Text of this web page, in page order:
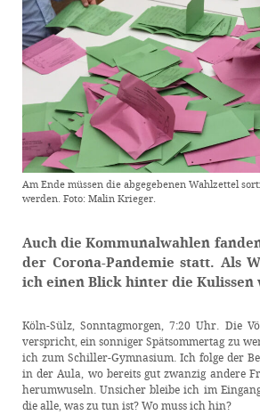
Am Ende müssen die abgegebenen Wahlzettel
werden. Foto: Malin Krieger.
Auch die Kommunalwahlen
der Corona-Pandemie statt. Als
ich einen Blick hinter die
Köln-Sülz, Sonntagmorgen, 7:20 Uhr. Die
verspricht, ein sonniger Spätsommertag zu
ich zum Schiller-Gymnasium. Ich folge der
in der Aula, wo bereits gut zwanzig andere
herumwuseln. Unsicher bleibe ich im
die alle, was zu tun ist? Wo muss ich hin?